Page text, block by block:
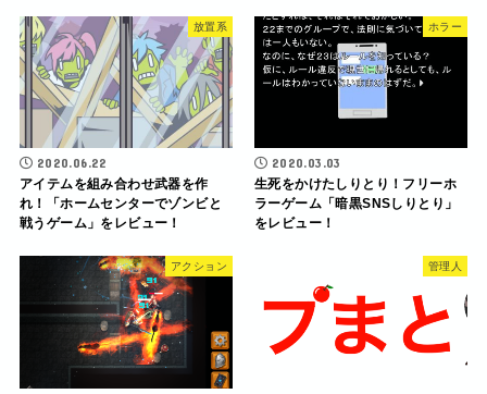
放置系
2020.06.22
アイテムを組み合わせ武器を作
れ！「ホームセンターでゾンビと
戦うゲーム」をレビュー！
ホラー
2020.03.03
生死をかけたしりとり！フリーホ
ラーゲーム「暗黒SNSしりとり」
をレビュー！
アクション 管理人